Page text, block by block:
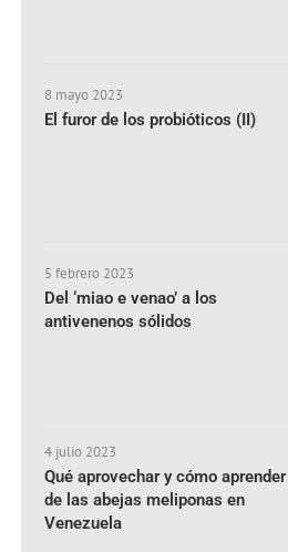
8 mayo 2023
El furor de los probióticos (II)
5 febrero 2023
Del ‘miao e venao’ a los
antivenenos sólidos
4 julio 2023
Qué aprovechar y cómo aprender
de las abejas meliponas en
Venezuela